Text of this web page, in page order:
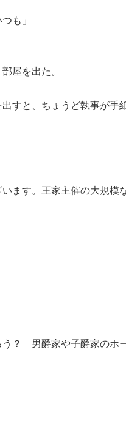
も」
屋を出た。
すと、ちょうど執事が手
います。王家主催の大規
う？ 男爵家や子爵家のホ